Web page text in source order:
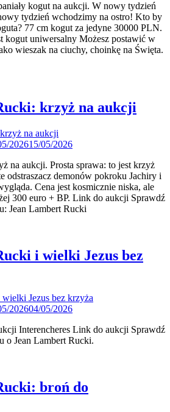
kogut na aukcji. W nowy tydzień
tydzień wchodzimy na ostro! Kto by
77 cm kogut za jedyne 30000 PLN.
kogut uniwersalny Możesz postawić w
wieszak na ciuchy, choinkę na Święta.
krzyż na aukcji
202615/05/2026
na aukcji. Prosta sprawa: to jest krzyż
odstraszacz demonów pokroku Jachiry i
Cena jest kosmicznie niska, ale
300 euro + BP. Link do aukcji Sprawdź
Jean Lambert Rucki
i wielki Jezus bez
202604/05/2026
Interencheres Link do aukcji Sprawdź
o Jean Lambert Rucki.
broń do